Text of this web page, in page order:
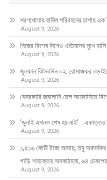
শরণখোলায় হামিম পরিবহনের চাপায়
August 9, 2026
নিজের বিশেষ দিনেও এতিমদের মুখে
August 9, 2026
জুলকান বিটডাউন ০২: রোমাঞ্চকর
August 9, 2026
বেসরকারি জ্বালানি তেল আমদানিতে
August 9, 2026
‘জুলাই এখনও শেষ হয় নাই’ : একাত্তর
August 9, 2026
১,৫১৬ কোটি টাকা আদায়, তবু
গাড়ি শনাক্তের অবকাঠামো, ৯৪
August 9, 2026